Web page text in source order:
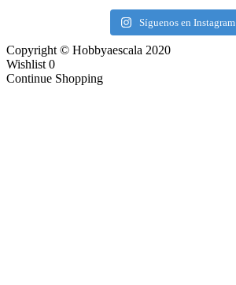
Síguenos en Instagram
Copyright © Hobbyaescala 2020
Wishlist 0
Continue Shopping